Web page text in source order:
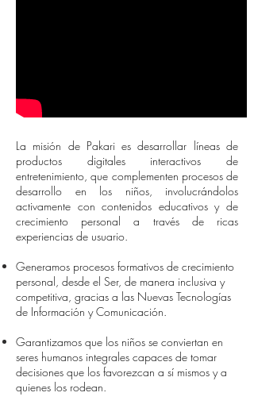
La misión de Pakari es desarrollar líneas de
productos digitales interactivos de
entretenimiento, que complementen procesos de
desarrollo en los niños, involucrándolos
activamente con contenidos educativos y de
crecimiento personal a través de ricas
experiencias de usuario.
Generamos procesos formativos de crecimiento
personal, desde el Ser, de manera inclusiva y
competitiva, gracias a las Nuevas Tecnologías
de Información y Comunicación.
Garantizamos que los niños se conviertan en
seres humanos integrales capaces de tomar
decisiones que los favorezcan a sí mismos y a
quienes los rodean.